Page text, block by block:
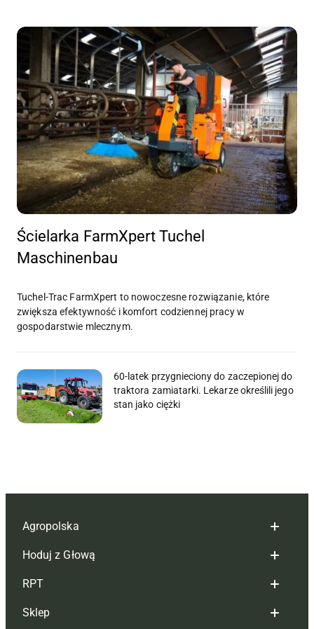
Ścielarka FarmXpert Tuchel
Maschinenbau
Tuchel-Trac FarmXpert to nowoczesne rozwiązanie, które
zwiększa efektywność i komfort codziennej pracy w
gospodarstwie mlecznym.
60-latek przygnieciony do zaczepionej do
traktora zamiatarki. Lekarze określili jego
stan jako ciężki
Agropolska
Redakcja
Reklama
Tagi
Hoduj z Głową
Hoduj z głową bydło
Hoduj z głową świnie
RPT
Redakcja
Sklep